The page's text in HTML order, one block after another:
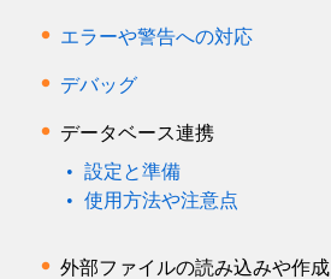
エラーや警告への対応
デバッグ
データベース連携
設定と準備
使用方法や注意点
外部ファイルの読み込みや作成